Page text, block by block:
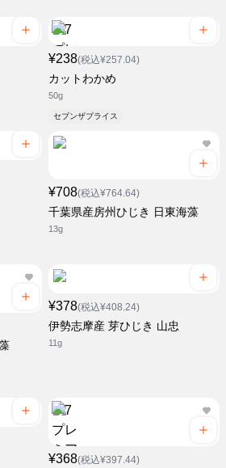
¥238(税込¥257.04)
カットわかめ
50g
セブンザプライス
¥708(税込¥764.64)
千葉県産房州ひじき 日東海藻
13g
¥378(税込¥408.24)
伊勢志摩産 芽ひじき 山忠
11g
¥368(税込¥397.44)